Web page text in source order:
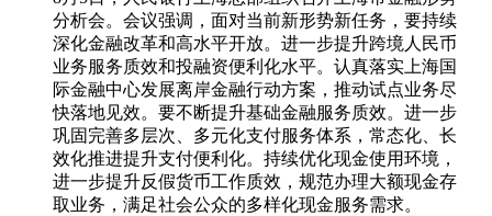
分析会。会议强调，面对当前新形势新任务，要持续
深化金融改革和高水平开放。进一步提升跨境人民币
业务服务质效和投融资便利化水平。认真落实上海国
际金融中心发展离岸金融行动方案，推动试点业务尽
快落地见效。要不断提升基础金融服务质效。进一步
巩固完善多层次、多元化支付服务体系，常态化、长
效化推进提升支付便利化。持续优化现金使用环境，
进一步提升反假货币工作质效，规范办理大额现金存
取业务，满足社会公众的多样化现金服务需求。